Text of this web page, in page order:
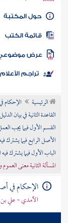
كتاب الأمة
المكتبة
الكتب
موضوعي
تراجم الأعلام
الرئيسية
الإحكام
القاعدة الثانية في بيان
القسم الأول فيما يجب
الأصل الرابع فيما يشترك
الباب الأول فيما يشترك
المسألة الثانية معنى
الإحكام في
الآمدي - علي